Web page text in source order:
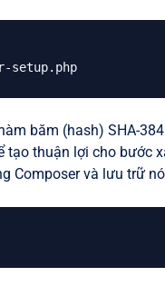
/tmp/composer-setup.php
băm (hash) SHA-
thuận lợi cho bước
Composer và lưu trữ